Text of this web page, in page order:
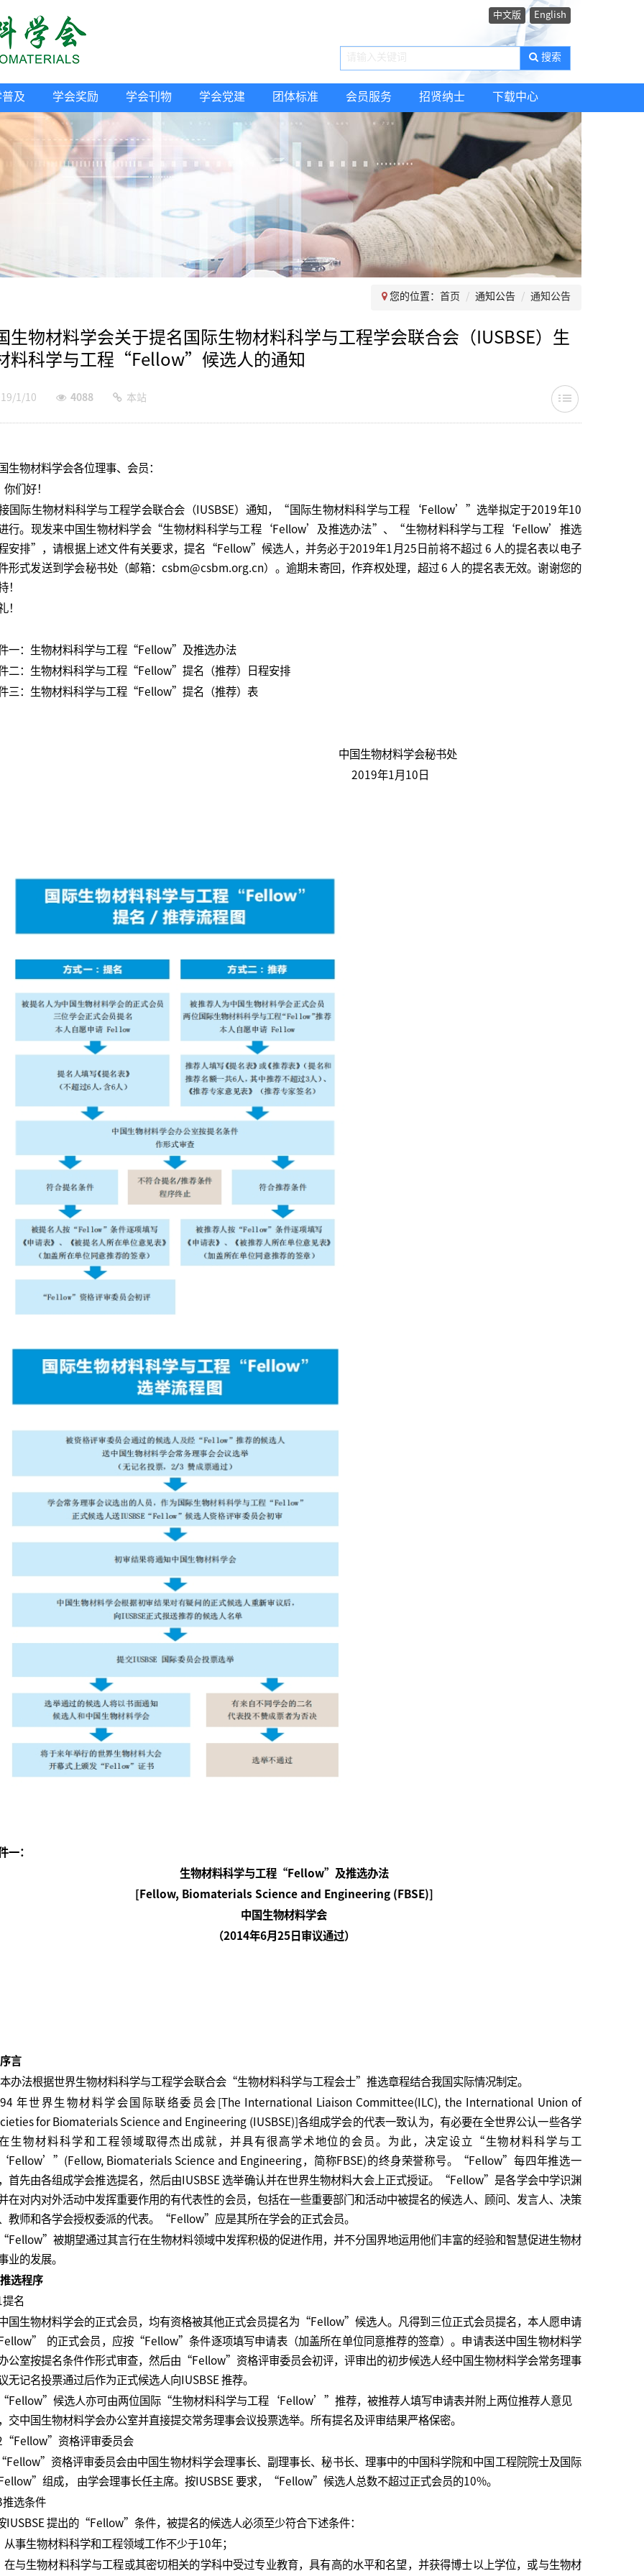
中文版 English
搜索
及 学会奖励 学会刊物 学会党建 团体标准 会员服务 招贤纳士 下载中心
您的位置： 首页 通知公告 通知公告
生物材料学会关于提名国际生物材料科学与工程学会联合会（IUSBSE）生
料科学与工程“Fellow”候选人的通知
1/10 4088 本站
生物材料学会各位理事、会员：
好！
际生物材料科学与工程学会联合会（IUSBSE）通知，“国际生物材料科学与工程‘Fellow’”选举拟定于2019年10
行。现发来中国生物材料学会“生物材料科学与工程‘Fellow’及推选办法”、“生物材料科学与工程‘Fellow’推选
安排”，请根据上述文件有关要求，提名“Fellow”候选人，并务必于2019年1月25日前将不超过 6 人的提名表以电子
形式发送到学会秘书处（邮箱：csbm@csbm.org.cn）。逾期未寄回，作弃权处理，超过 6 人的提名表无效。谢谢您的
！
！
一：生物材料科学与工程“Fellow”及推选办法
二：生物材料科学与工程“Fellow”提名（推荐）日程安排
三：生物材料科学与工程“Fellow”提名（推荐）表
国生物材料学会秘书处
年1月10日
一：
生物材料科学与工程“Fellow”及推选办法
[Fellow, Biomaterials Science and Engineering (FBSE)]
中国生物材料学会
（2014年6月25 日审议通过）
言
法根据世界生物材料科学与工程学会联合会“生物材料科学与工程会士”推选章程结合我国实际情况制定。
年世界生物材料学会国际联络委员会[The International Liaison Committee(ILC), the International Union of
for Biomaterials Science and Engineering (IUSBSE)]各组成学会的代表一致认为，有必要在全世界公认一些各学
生物材料科学和工程领域取得杰出成就，并具有很高学术地位的会员。为此，决定设立“生物材料科学与工
Biomaterials Science and Engineering，简称FBSE)的终身荣誉称号。“Fellow”每四年推选一
首先由各组成学会推选提名，然后由IUSBSE 选举确认并在世界生物材料大会上正式授证。“Fellow”是各学会中学识渊
在对内对外活动中发挥重要作用的有代表性的会员，包括在一些重要部门和活动中被提名的候选人、顾问、发言人、决策
教师和各学会授权委派的代表。“Fellow”应是其所在学会的正式会员。
被期望通过其言行在生物材料领域中发挥积极的促进作用，并不分国界地运用他们丰富的经验和智慧促进生物材
业的发展。
选程序
名
生物材料学会的正式会员，均有资格被其他正式会员提名为“Fellow”候选人。凡得到三位正式会员提名，本人愿申请
的正式会员，应按“Fellow”条件逐项填写申请表（加盖所在单位同意推荐的签章）。申请表送中国生物材料学
公室按提名条件作形式审查，然后由“Fellow”资格评审委员会初评，评审出的初步候选人经中国生物材料学会常务理事
无记名投票通过后作为正式候选人向IUSBSE 推荐。
候选人亦可由两位国际“生物材料科学与工程‘Fellow’”推荐，被推荐人填写申请表并附上两位推荐人意见
交中国生物材料学会办公室并直接提交常务理事会议投票选举。所有提名及评审结果严格保密。
资格评审委员会
资格评审委员会由中国生物材料学会理事长、副理事长、秘书长、理事中的中国科学院和中国工程院院士及国际
组成， 由学会理事长任主席。按IUSBSE 要求，“Fellow”候选人总数不超过正式会员的10%。
选条件
提出的“Fellow”条件，被提名的候选人必须至少符合下述条件：
从事生物材料科学和工程领域工作不少于10年；
在与生物材料科学与工程或其密切相关的学科中受过专业教育，具有高的水平和名望，并获得博士以上学位，或与生物材